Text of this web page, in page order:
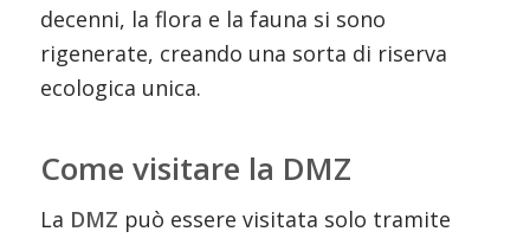
decenni, la flora e la fauna si sono
rigenerate, creando una sorta di riserva
ecologica unica.
Come visitare la DMZ
La DMZ può essere visitata solo tramite